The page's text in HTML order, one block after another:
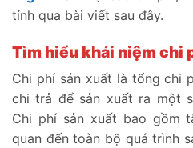
tính qua bài viết sau đây.
Tìm hiểu khái niệm chi
Chi phí sản xuất là tổng chi
chi trả để sản xuất ra một
Chi phí sản xuất bao gồm
quan đến toàn bộ quá trình